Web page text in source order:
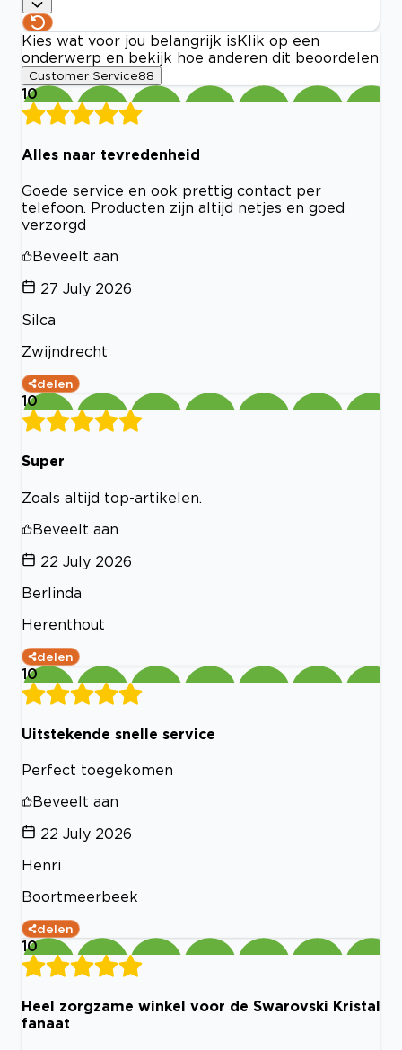
Kies wat voor jou belangrijk is Klik op een
onderwerp en bekijk hoe anderen dit beoordelen
Customer Service88
10
Alles naar tevredenheid
Goede service en ook prettig contact per
telefoon. Producten zijn altijd netjes en goed
verzorgd
Beveelt aan
27 July 2026
Silca
Zwijndrecht
delen
10
Super
Zoals altijd top-artikelen.
Beveelt aan
22 July 2026
Berlinda
Herenthout
delen
10
Uitstekende snelle service
Perfect toegekomen
Beveelt aan
22 July 2026
Henri
Boortmeerbeek
delen
10
Heel zorgzame winkel voor de Swarovski Kristal
fanaat